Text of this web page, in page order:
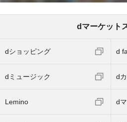
dマーケット
dショッピング d
dミュージック d
Lemino d